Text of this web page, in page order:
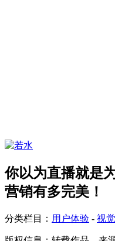
你以为直播就是
营销有多完美！
分类栏目： 用户体验 - 视